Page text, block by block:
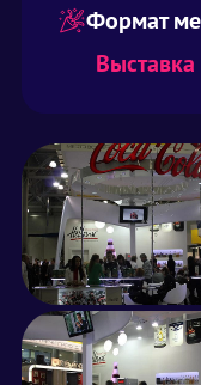
Формат
Выставка